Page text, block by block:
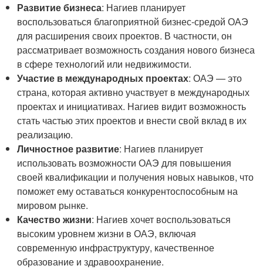
Развитие бизнеса: Нагиев планирует
воспользоваться благоприятной бизнес-средой ОАЭ
для расширения своих проектов. В частности, он
рассматривает возможность создания нового бизнеса
в сфере технологий или недвижимости.
Участие в международных проектах: ОАЭ — это
страна, которая активно участвует в международных
проектах и инициативах. Нагиев видит возможность
стать частью этих проектов и внести свой вклад в их
реализацию.
Личностное развитие: Нагиев планирует
использовать возможности ОАЭ для повышения
своей квалификации и получения новых навыков, что
поможет ему оставаться конкурентоспособным на
мировом рынке.
Качество жизни: Нагиев хочет воспользоваться
высоким уровнем жизни в ОАЭ, включая
современную инфраструктуру, качественное
образование и здравоохранение.